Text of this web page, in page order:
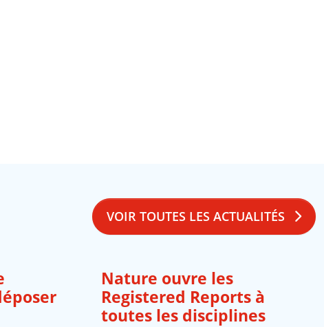
VOIR TOUTES LES ACTUALITÉS
Nature ouvre les
Registered Reports à
toutes les disciplines